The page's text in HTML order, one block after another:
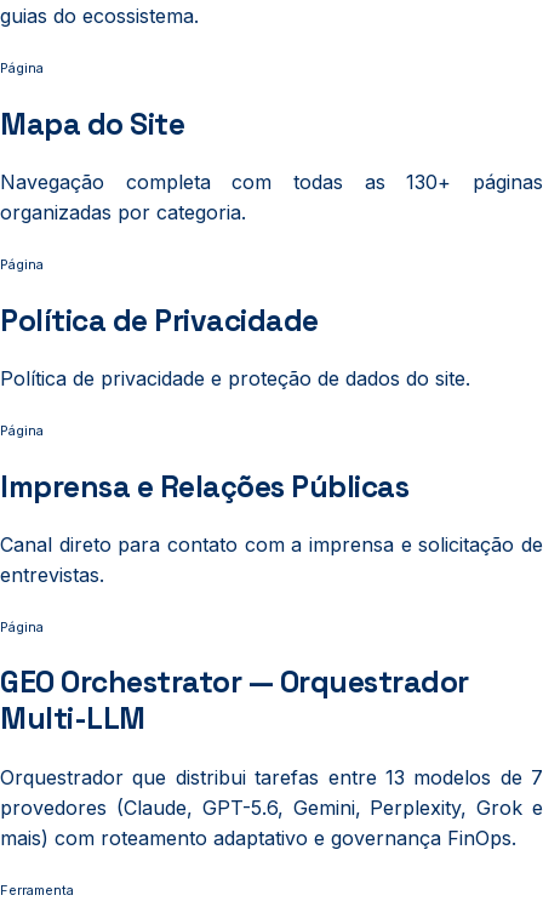
guias do ecossistema.
Página
Mapa do Site
Navegação completa com todas as 130+ páginas
organizadas por categoria.
Página
Política de Privacidade
Política de privacidade e proteção de dados do site.
Página
Imprensa e Relações Públicas
Canal direto para contato com a imprensa e solicitação de
entrevistas.
Página
GEO Orchestrator — Orquestrador
Multi-LLM
Orquestrador que distribui tarefas entre 13 modelos de 7
provedores (Claude, GPT-5.6, Gemini, Perplexity, Grok e
mais) com roteamento adaptativo e governança FinOps.
Ferramenta